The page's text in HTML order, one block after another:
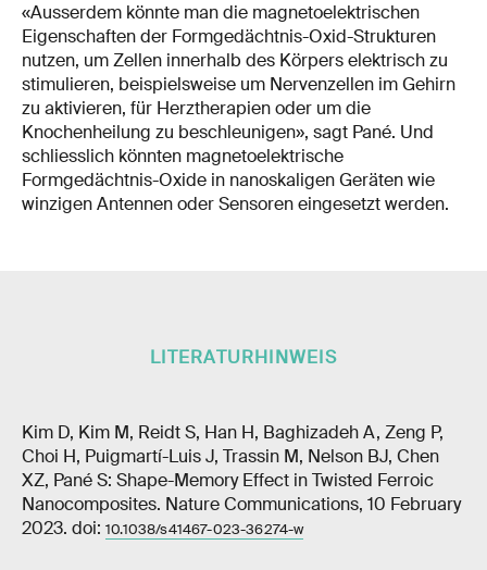
«Ausserdem könnte man die magnetoelektrischen
Eigenschaften der Formgedächtnis-Oxid-Strukturen
nutzen, um Zellen innerhalb des Körpers elektrisch zu
stimulieren, beispielsweise um Nervenzellen im Gehirn
zu aktivieren, für Herztherapien oder um die
Knochenheilung zu beschleunigen», sagt Pané. Und
schliesslich könnten magnetoelektrische
Formgedächtnis-Oxide in nanoskaligen Geräten wie
winzigen Antennen oder Sensoren eingesetzt werden.
LITERATURHINWEIS
Kim D, Kim M, Reidt S, Han H, Baghizadeh A, Zeng P,
Choi H, Puigmartí-Luis J, Trassin M, Nelson BJ, Chen
XZ, Pané S: Shape-Memory Effect in Twisted Ferroic
Nanocomposites. Nature Communications, 10 February
2023. doi: 10.1038/s41467-023-36274-w